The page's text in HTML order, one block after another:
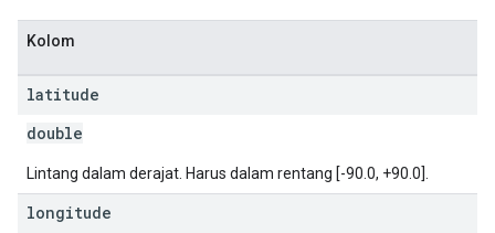
Kolom
latitude
double
Lintang dalam derajat. Harus dalam rentang [-90.0, +90.0].
longitude